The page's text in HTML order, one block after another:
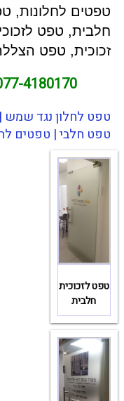
טפטים לחלונות,
חלבית, טפט
זכוכית, טפט
4180170
טפט לחלון נגד שמש
טפט חלבי | טפטים
טפט לזכוכית
חלבית